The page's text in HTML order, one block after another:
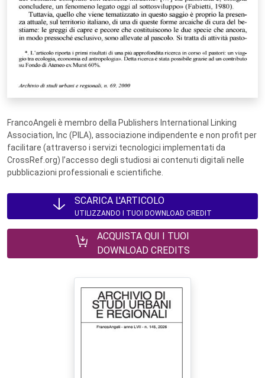
FrancoAngeli è membro della Publishers International Linking
Association, Inc (PILA), associazione indipendente e non profit per
facilitare (attraverso i servizi tecnologici implementati da
CrossRef.org) l’accesso degli studiosi ai contenuti digitali nelle
pubblicazioni professionali e scientifiche.
SCARICA L'ARTICOLO
UTILIZZANDO I TUOI DOWNLOAD CREDIT
ACQUISTA QUI I TUOI
DOWNLOAD CREDITS